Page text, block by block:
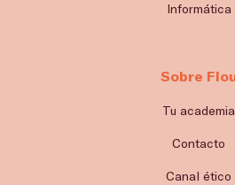
Informática
Sobre
Tu academia
Contacto
Canal ético